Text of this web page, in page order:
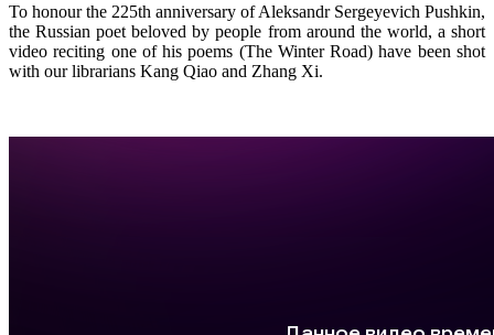
To honour the 225th anniversary of Aleksandr Sergeyevich Pushkin,
the Russian poet beloved by people from around the world, a short
video reciting one of his poems (The Winter Road) have been shot
with our librarians Kang Qiao and Zhang Xi.